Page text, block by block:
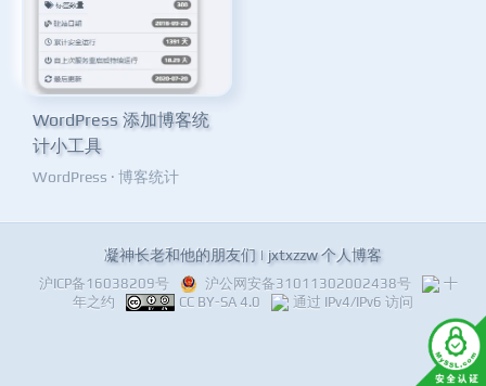
WordPress 添加博客统
计小工具
WordPress · 博客统计
凝神长老和他的朋友们 | jxtxzzw 个人博客
沪ICP备16038209号 沪公网安备31011302002438号
十
年之约
CC BY-SA 4.0 通过 IPv4/IPv6 访问